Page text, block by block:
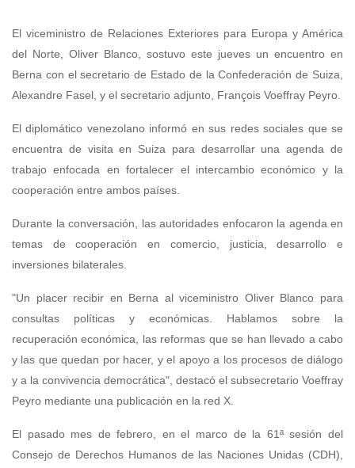
El viceministro de Relaciones Exteriores para Europa y América
del Norte, Oliver Blanco, sostuvo este jueves un encuentro en
Berna con el secretario de Estado de la Confederación de Suiza,
Alexandre Fasel, y el secretario adjunto, François Voeffray Peyro.
El diplomático venezolano informó en sus redes sociales que se
encuentra de visita en Suiza para desarrollar una agenda de
trabajo enfocada en fortalecer el intercambio económico y la
cooperación entre ambos países.
Durante la conversación, las autoridades enfocaron la agenda en
temas de cooperación en comercio, justicia, desarrollo e
inversiones bilaterales.
"Un placer recibir en Berna al viceministro Oliver Blanco para
consultas políticas y económicas. Hablamos sobre la
recuperación económica, las reformas que se han llevado a cabo
y las que quedan por hacer, y el apoyo a los procesos de diálogo
y a la convivencia democrática", destacó el subsecretario Voeffray
Peyro mediante una publicación en la red X.
El pasado mes de febrero, en el marco de la 61ª sesión del
Consejo de Derechos Humanos de las Naciones Unidas (CDH),